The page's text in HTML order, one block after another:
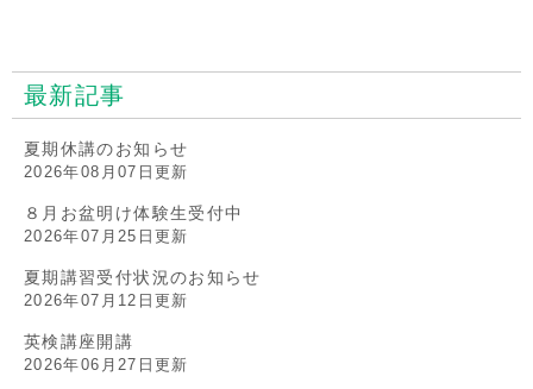
最新記事
夏期休講のお知らせ
2026年08月07日更新
８月お盆明け体験生受付中
2026年07月25日更新
夏期講習受付状況のお知らせ
2026年07月12日更新
英検講座開講
2026年06月27日更新